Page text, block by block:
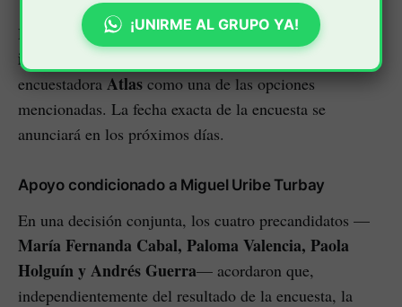
La colectividad contempla contratar a unaempresa
internacionalpara desarrollar el sondeo, con la
encuestadora Atlas como una de las opciones
mencionadas. La fecha exacta de la encuesta se
anunciará en los próximos días.
Apoyo condicionado a Miguel Uribe Turbay
En una decisión conjunta, los cuatro precandidatos —
María Fernanda Cabal, Paloma Valencia, Paola
Holguín y Andrés Guerra— acordaron que,
independientemente del resultado de la encuesta, la
¡UNIRME AL GRUPO YA!